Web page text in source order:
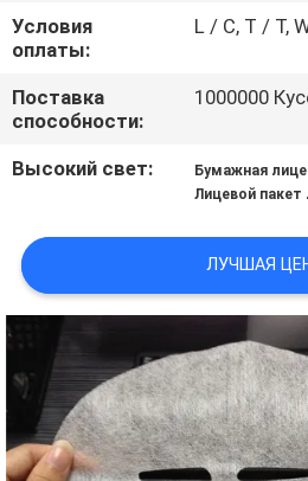
НОВОСТИ
СПРОСИТЕ
ЦИТАТУ
САЙТА
PRIVACY
POLICY
Условия
оплаты:
L / C, T / T,
Поставка
способности:
1000000
Высокий свет: Бумажная
Лицевой пакет
ЛУЧШАЯ